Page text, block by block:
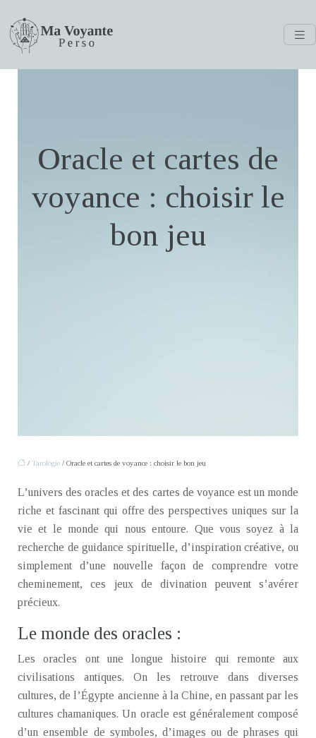
Oracle et cartes de
voyance : choisir le
bon jeu
/ Tarologie / Oracle et cartes de voyance : choisir le bon jeu
L’univers des oracles et des cartes de voyance est un monde
riche et fascinant qui offre des perspectives uniques sur la
vie et le monde qui nous entoure. Que vous soyez à la
recherche de guidance spirituelle, d’inspiration créative, ou
simplement d’une nouvelle façon de comprendre votre
cheminement, ces jeux de divination peuvent s’avérer
précieux.
Le monde des oracles :
Les oracles ont une longue histoire qui remonte aux
civilisations antiques. On les retrouve dans diverses
cultures, de l’Égypte ancienne à la Chine, en passant par les
cultures chamaniques. Un oracle est généralement composé
d’un ensemble de symboles, d’images ou de phrases qui